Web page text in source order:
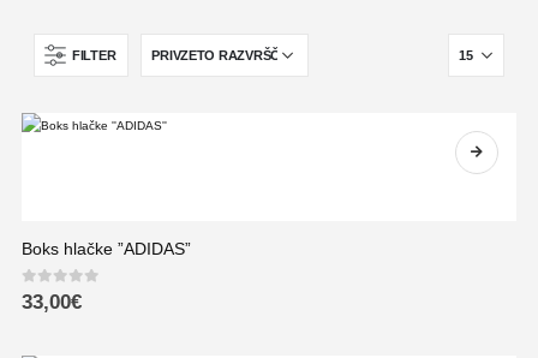
FILTER
Boks hlačke ”ADIDAS”
0out of 5
33,00€